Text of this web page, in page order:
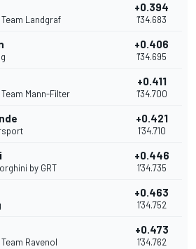
Landgraf
+0.394
1'34.683
+0.406
1'34.695
Mann-Filter
+0.411
1'34.700
+0.421
1'34.710
by GRT
+0.446
1'34.735
+0.463
1'34.752
Ravenol
+0.473
1'34.762